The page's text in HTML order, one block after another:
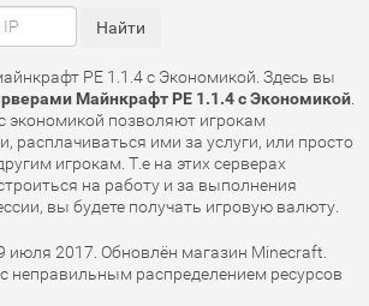
PE 1.1.4 с Экономикой. Здесь вы
Майнкрафт PE 1.1.4 с Экономикой
экономикой позволяют игрокам
расплачиваться ими за услуги, или просто
игрокам. Т.е на этих серверах
на работу и за выполнения
вы будете получать игровую валюту.
2017. Обновлён магазин Minecraft.
неправильным распределением ресурсов